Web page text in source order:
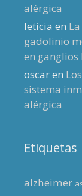
alérgica
leticia en
gadolinio
en
oscaren
sistema
alérgica
Etiquetas
alzheimer